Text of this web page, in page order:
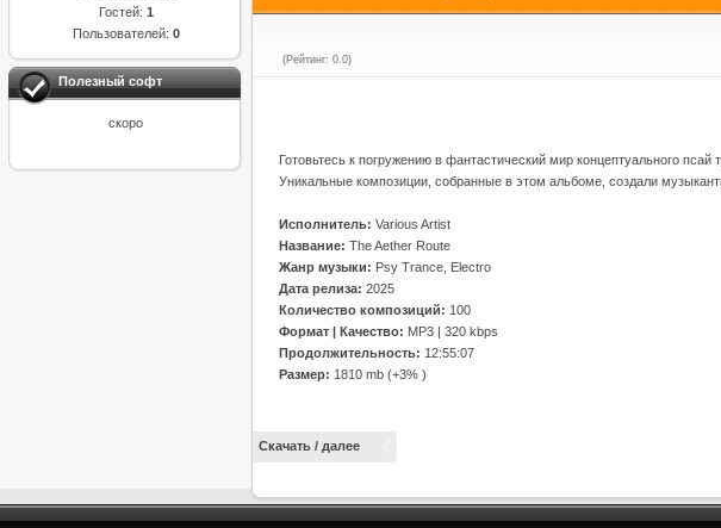
Гостей: 1
Пользователей: 0
Полезный софт
скоро
(Рейтинг: 0.0)
Готовьтесь к погружению в фантастический мир концептуального
Уникальные композиции, собранные в этом альбоме, создали
Исполнитель: Various Artist
Название: The Aether Route
Жанр музыки: Psy Trance, Electro
Дата релиза: 2025
Количество композиций: 100
Формат | Качество: MP3 | 320 kbps
Продолжительность: 12:55:07
Размер: 1810 mb (+3% )
Скачать / далее